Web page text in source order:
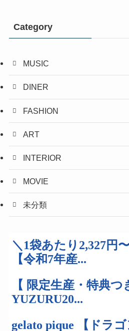
Category
MUSIC
DINER
FASHION
ART
INTERIOR
MOVIE
未分類